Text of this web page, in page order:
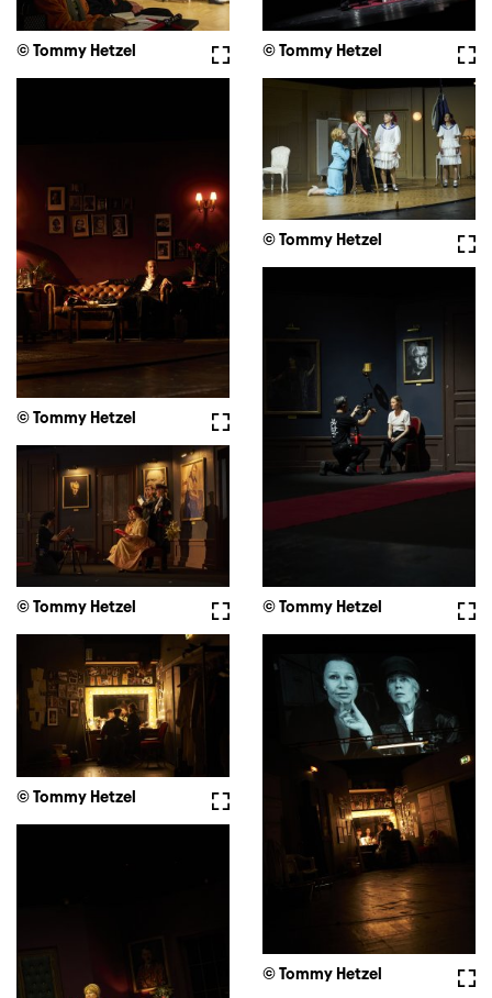
© Tommy Hetzel
Vollbild
© Tommy Hetzel
Vollbild
© Tommy Hetzel
© Tommy Hetzel
© Tommy Hetzel
Vollbild
© Tommy Hetzel
Vollbild
© Tommy Hetzel
© Tommy Hetzel